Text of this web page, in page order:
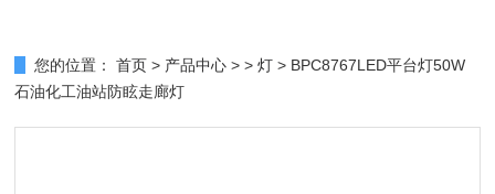
您的位置： 首页 > 产品中心 > >灯 > BPC8767LED平台灯50W
石油化工油站防眩走廊灯